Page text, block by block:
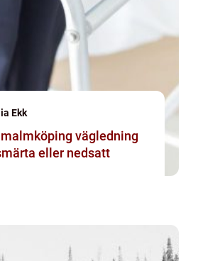
Ekk
vägledning
eller nedsatt